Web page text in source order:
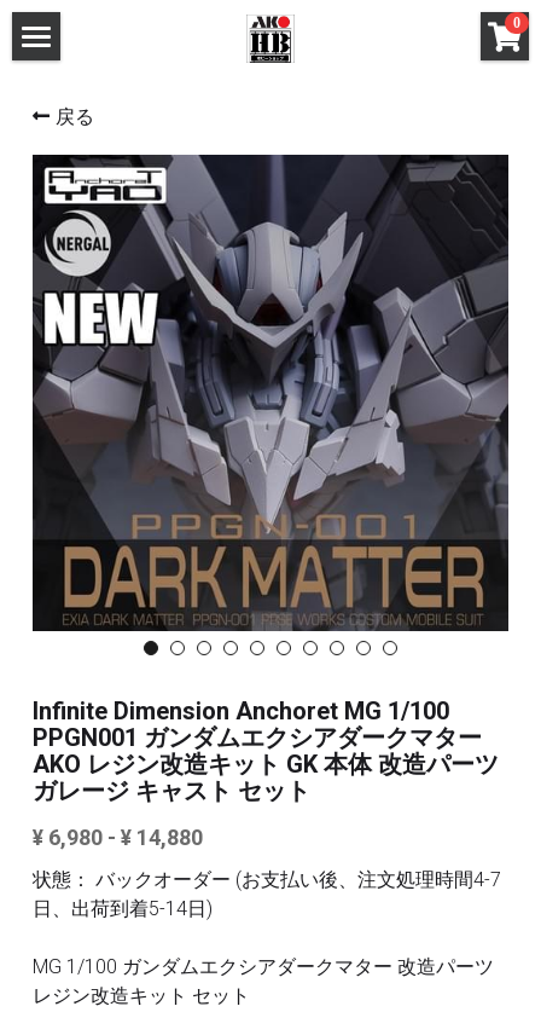
0
改造キット (MG と 1/100)
改造キット (PG/RG/HG/SD)
デカール
FAガール/メガミデ など 改造パーツ
FAガール/メガミデ など 塗装済パーツ
布服 着物
3Mサンディングスポンジ
その他/ツール
FAQ /配送ポリシー
お問い合わせ
利用規約
すべてのカテゴリー
MG と 1/100 改造キット
全商品のリスト
戻る
Infinite Dimension Anchoret MG 1/100
PPGN001 ガンダムエクシアダークマター
AKO レジン改造キット GK 本体 改造パーツ
ガレージ キャスト セット
¥ 6,980 - ¥ 14,880
状態： バックオーダー (お支払い後、注文処理時間4-7
日、出荷到着5-14日)
MG 1/100 ガンダムエクシアダークマター 改造パーツ
レジン改造キット セット
×
ストアカテゴリー
すべてのカテゴリー
メタルパーツ
MG と 1/100 改造キット
PG RG HG SD 改造キット
フレームアームズ ガール / メガミデバイス 改造
パーツ
フレームアームズ ガール / メガミデバイス 塗装
布服 着物
3Mサンディングスポンジ
デカール